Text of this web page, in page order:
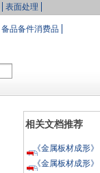
表面处理
备品备件消费品
相关文档推荐
《金属板材成形》
杂志2023年第二
《金属板材成形》